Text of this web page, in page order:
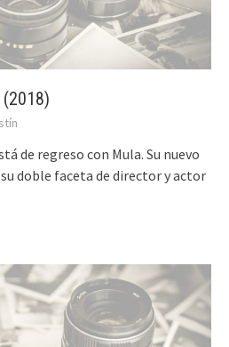
de regreso con Mula. Su nuevo
doble faceta de director y actor